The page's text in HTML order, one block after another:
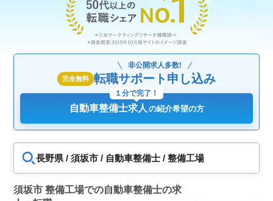
完全無料
非公開求人多数!
転職サポート申し込み
自動車整備士求人 の紹介希望の方
１分で完了！
長野県 / 須坂市 / 自動車整備士 / 整備工場
須坂市 整備工場での自動車整備士の求